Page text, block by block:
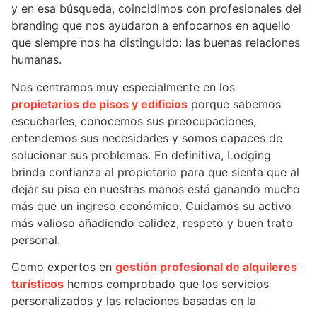
y en esa búsqueda, coincidimos con profesionales del
branding que nos ayudaron a enfocarnos en aquello
que siempre nos ha distinguido: las buenas relaciones
humanas.
Nos centramos muy especialmente en los
propietarios de pisos y edificios porque sabemos
escucharles, conocemos sus preocupaciones,
entendemos sus necesidades y somos capaces de
solucionar sus problemas. En definitiva, Lodging
brinda confianza al propietario para que sienta que al
dejar su piso en nuestras manos está ganando mucho
más que un ingreso económico. Cuidamos su activo
más valioso añadiendo calidez, respeto y buen trato
personal.
Como expertos en gestión profesional de alquileres
turísticos hemos comprobado que los servicios
personalizados y las relaciones basadas en la